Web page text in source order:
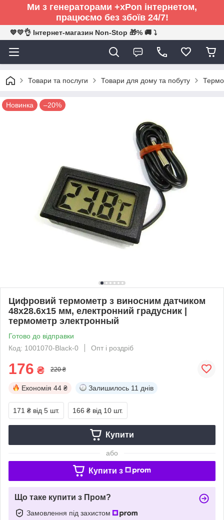
Ми з генераторами +xPon інтернетом,
працюємо без збоїв 24/7!
💙💛👌 Інтернет-магазин Non-Stop 🎁% 🚚 ⤵
Товари та послуги Товари для дому та побуту
Новинка –20%
Цифровий термометр з виносним датчиком
48x28.6x15 мм, електронний градусник |
термометр электронный
Готово до відправки
Код: 1001070-Black-0
Опт і роздріб
176 ₴ 220 ₴
Економія 44 ₴ Залишилось 11 днів
171 ₴ від 5 шт. 166 ₴ від 10 шт.
Купити
або
Купити з
Що таке купити з Пром?
Замовлення під захистом